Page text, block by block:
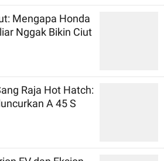
Mengapa Honda
Nggak Bikin Ciut
Raja Hot Hatch:
A 45 S